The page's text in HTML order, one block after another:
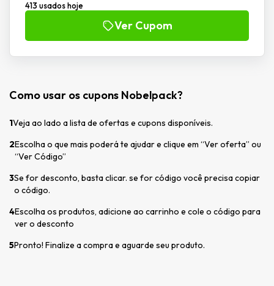
413 usados hoje
Ver Cupom
Como usar os cupons Nobelpack?
1Veja ao lado a lista de ofertas e cupons disponíveis.
2Escolha o que mais poderá te ajudar e clique em “Ver oferta” ou
“Ver Código”
3Se for desconto, basta clicar. se for código você precisa copiar
o código.
4Escolha os produtos, adicione ao carrinho e cole o código para
ver o desconto
5Pronto! Finalize a compra e aguarde seu produto.